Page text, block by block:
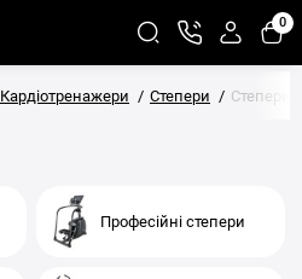
0
Кардіотренажери Степери Степери
Професійні степери